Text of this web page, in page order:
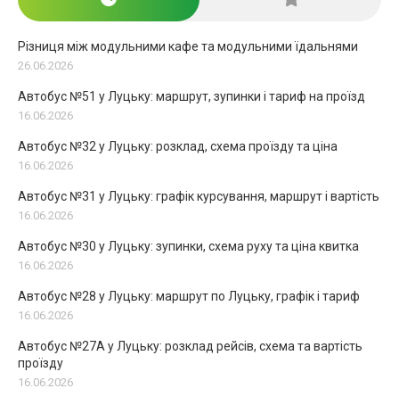
Різниця між модульними кафе та модульними їдальнями
26.06.2026
Автобус №51 у Луцьку: маршрут, зупинки і тариф на проїзд
16.06.2026
Автобус №32 у Луцьку: розклад, схема проїзду та ціна
16.06.2026
Автобус №31 у Луцьку: графік курсування, маршрут і вартість
16.06.2026
Автобус №30 у Луцьку: зупинки, схема руху та ціна квитка
16.06.2026
Автобус №28 у Луцьку: маршрут по Луцьку, графік і тариф
16.06.2026
Автобус №27А у Луцьку: розклад рейсів, схема та вартість
проїзду
16.06.2026